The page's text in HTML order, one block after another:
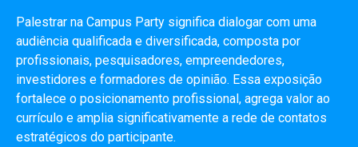
Palestrar na Campus Party significa dialogar com uma
audiência qualificada e diversificada, composta por
profissionais, pesquisadores, empreendedores,
investidores e formadores de opinião. Essa exposição
fortalece o posicionamento profissional, agrega valor ao
currículo e amplia significativamente a rede de contatos
estratégicos do participante.